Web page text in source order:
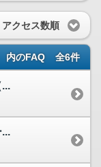
アクセス数順
内のFAQ 全6件